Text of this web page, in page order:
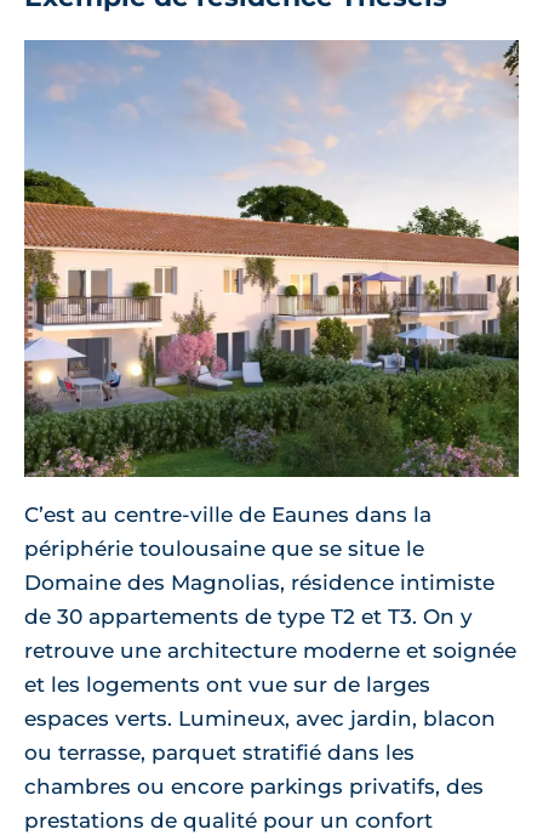
C’est au centre-ville de Eaunes dans la
périphérie toulousaine que se situe le
Domaine des Magnolias, résidence intimiste
de 30 appartements de type T2 et T3. On y
retrouve une architecture moderne et soignée
et les logements ont vue sur de larges
espaces verts. Lumineux, avec jardin, blacon
ou terrasse, parquet stratifié dans les
chambres ou encore parkings privatifs, des
prestations de qualité pour un confort